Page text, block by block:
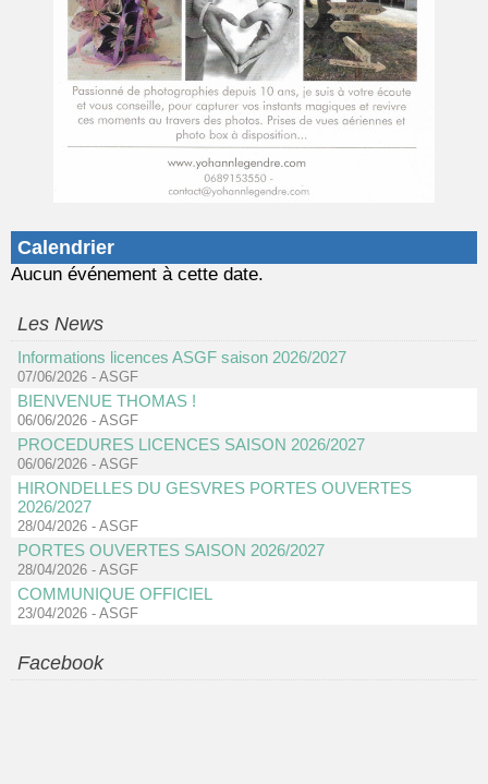
Calendrier
Aucun événement à cette date.
Les News
Informations licences ASGF saison 2026/2027
07/06/2026 - ASGF
BIENVENUE THOMAS !
06/06/2026 - ASGF
PROCEDURES LICENCES SAISON 2026/2027
06/06/2026 - ASGF
HIRONDELLES DU GESVRES PORTES OUVERTES
2026/2027
28/04/2026 - ASGF
PORTES OUVERTES SAISON 2026/2027
28/04/2026 - ASGF
COMMUNIQUE OFFICIEL
23/04/2026 - ASGF
Facebook